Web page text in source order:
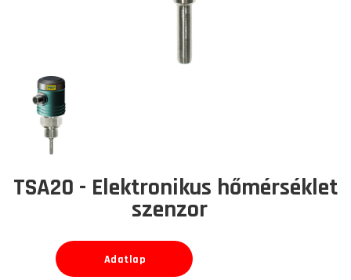
TSA20 - Elektronikus hőmérséklet
szenzor
Adatlap